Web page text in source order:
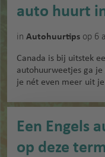
auto huurt
in Autohuurtips op 6
Canada is bij uitstek
autohuurweetjes ga je
je nét even meer uit
Een Engels
op deze